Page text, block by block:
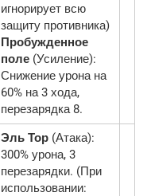
игнорирует всю
защиту противника)
Пробужденное
поле (Усиление):
Снижение урона на
60% на 3 хода,
перезарядка 8.
Эль Тор (Атака):
300% урона, 3
перезарядки. (При
использовании: